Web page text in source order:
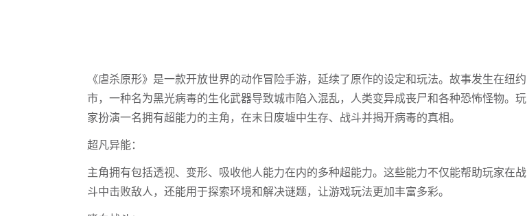
《虐杀原形》是一款开放世界的动作冒险手游，延续了原作的设定和玩法。故事发生在纽约
市，一种名为黑光病毒的生化武器导致城市陷入混乱，人类变异成丧尸和各种恐怖怪物。玩
家扮演一名拥有超能力的主角，在末日废墟中生存、战斗并揭开病毒的真相。
超凡异能：
主角拥有包括透视、变形、吸收他人能力在内的多种超能力。这些能力不仅能帮助玩家在战
斗中击败敌人，还能用于探索环境和解决谜题，让游戏玩法更加丰富多彩。